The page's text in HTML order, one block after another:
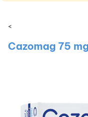
<
Cazomag 75 mg